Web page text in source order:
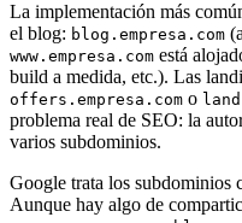
La implementación más
el blog: blog.empresa.com
www.empresa.com está
build a medida, etc.). Las
offers.empresa.com o
problema real de SEO: la
varios subdominios.
Google trata los subdominios
Aunque hay algo de